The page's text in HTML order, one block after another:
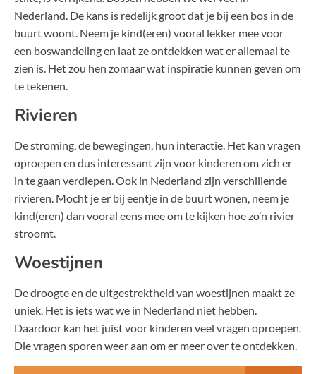
Nederland. De kans is redelijk groot dat je bij een bos in de
buurt woont. Neem je kind(eren) vooral lekker mee voor
een boswandeling en laat ze ontdekken wat er allemaal te
zien is. Het zou hen zomaar wat inspiratie kunnen geven om
te tekenen.
Rivieren
De stroming, de bewegingen, hun interactie. Het kan vragen
oproepen en dus interessant zijn voor kinderen om zich er
in te gaan verdiepen. Ook in Nederland zijn verschillende
rivieren. Mocht je er bij eentje in de buurt wonen, neem je
kind(eren) dan vooral eens mee om te kijken hoe zo’n rivier
stroomt.
Woestijnen
De droogte en de uitgestrektheid van woestijnen maakt ze
uniek. Het is iets wat we in Nederland niet hebben.
Daardoor kan het juist voor kinderen veel vragen oproepen.
Die vragen sporen weer aan om er meer over te ontdekken.